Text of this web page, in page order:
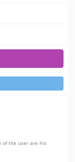
of the user are his